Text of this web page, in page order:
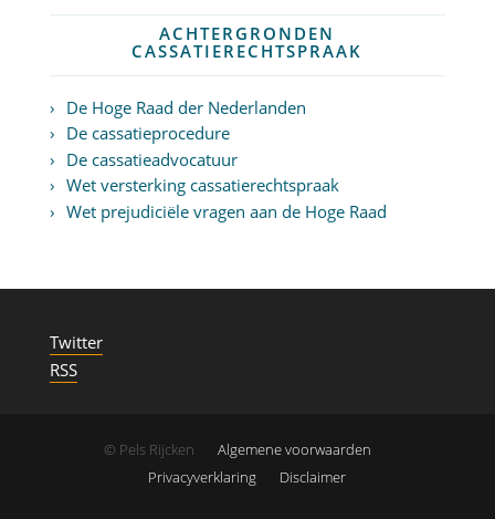
ACHTERGRONDEN
CASSATIERECHTSPRAAK
De Hoge Raad der Nederlanden
De cassatieprocedure
De cassatieadvocatuur
Wet versterking cassatierechtspraak
Wet prejudiciële vragen aan de Hoge Raad
Twitter
RSS
© Pels Rijcken
Algemene voorwaarden
Privacyverklaring
Disclaimer